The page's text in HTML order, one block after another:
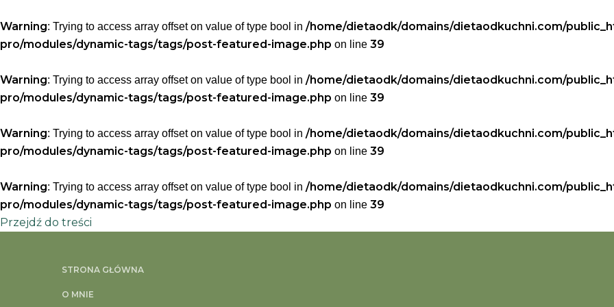
Warning: Trying to access array offset on value of type bool in /home/dietaodk/domains/dietaodkuchni.com/
pro/modules/dynamic-tags/tags/post-featured-image.php on line 39
Warning: Trying to access array offset on value of type bool in /home/dietaodk/domains/dietaodkuchni.com/
pro/modules/dynamic-tags/tags/post-featured-image.php on line 39
Warning: Trying to access array offset on value of type bool in /home/dietaodk/domains/dietaodkuchni.com/
pro/modules/dynamic-tags/tags/post-featured-image.php on line 39
Warning: Trying to access array offset on value of type bool in /home/dietaodk/domains/dietaodkuchni.com/
pro/modules/dynamic-tags/tags/post-featured-image.php on line 39
Przejdź do treści
STRONA GŁÓWNA
O MNIE